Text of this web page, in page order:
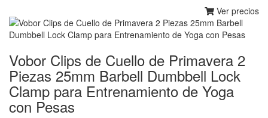
Ver precios
Vobor Clips de Cuello de Primavera 2
Piezas 25mm Barbell Dumbbell Lock
Clamp para Entrenamiento de Yoga
con Pesas